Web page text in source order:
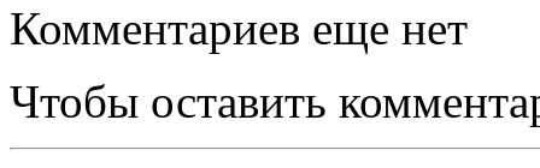
Комментариев еще нет
Чтобы оставить